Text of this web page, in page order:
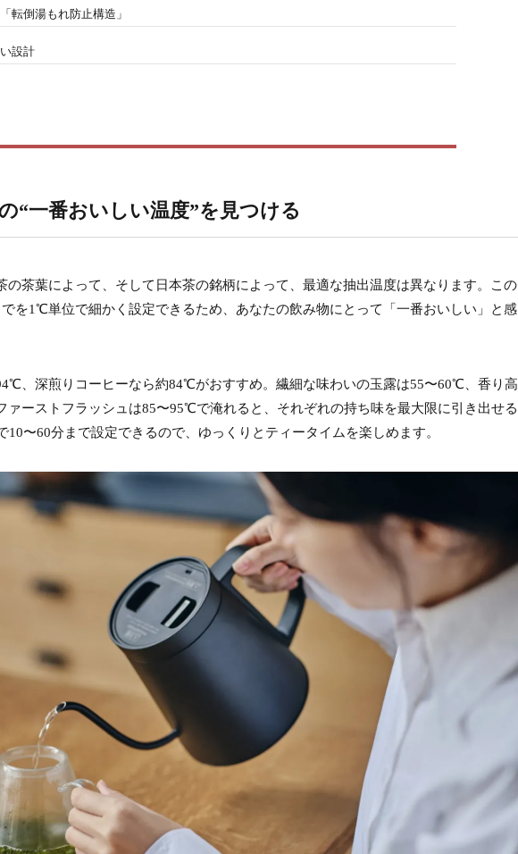
転倒湯もれ防止構造」
設計
“一番おいしい温度”を見つける
の茶葉によって、そして日本茶の銘柄によって、最適な抽出温度は異なります。この
を1℃単位で細かく設定できるため、あなたの飲み物にとって「一番おいしい」と感
、深煎りコーヒーなら約84℃がおすすめ。繊細な味わいの玉露は55〜60℃、香り高
ーストフラッシュは85〜95℃で淹れると、それぞれの持ち味を最大限に引き出せる
10〜60分まで設定できるので、ゆっくりとティータイムを楽しめます。